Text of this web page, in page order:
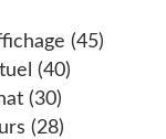
(45)
(40)
(30)
(28)